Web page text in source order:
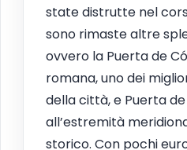
state distrutte nel
sono rimaste altre
ovvero la Puerta de
romana, uno dei
della città, e Puerta
all’estremità
storico. Con pochi